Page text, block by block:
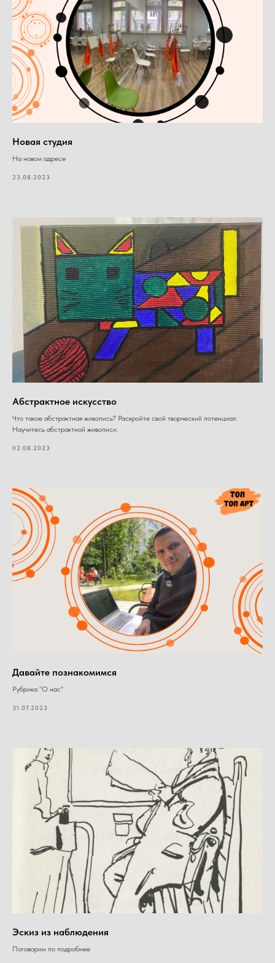
Новая студия
На новом адресе
23.08.2023
Абстрактное искусство
Что такое абстрактная живопись? Раскройте свой творческий потенциал:
Научитесь абстрактной живописи.
02.08.2023
Давайте познакомимся
Рубрика "О нас"
31.07.2023
Эскиз из наблюдения
Поговорим по подробнее